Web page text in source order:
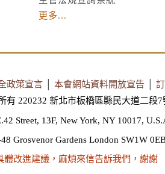
更多...
政策宣言 本會網站資料開放宣告
有 220232 新北市板橋區縣民大道二段7
Street, 13F, New York, NY 10017,
Grosvenor Gardens London SW1W
體改進建議，麻煩來信告訴我們，謝謝